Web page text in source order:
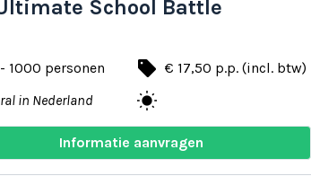
School Battle
1000 personen local_offer € 17,50 p.p. (incl. btw)
in Nederland wb_sunny
Informatie aanvragen